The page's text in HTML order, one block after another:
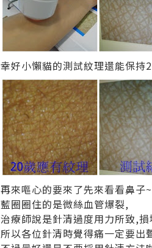
幸好小懶貓的測試紋理還能保持
再來嘔心的要來了先來看看鼻子~
藍圈圈住的是微絲血管爆裂,
治療師說是針清過度用力所致,
所以各位針清時覺得痛一定要出